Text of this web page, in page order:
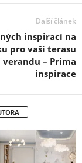
Další článek
inspirací na
pro vaší terasu
verandu – Prima
inspirace